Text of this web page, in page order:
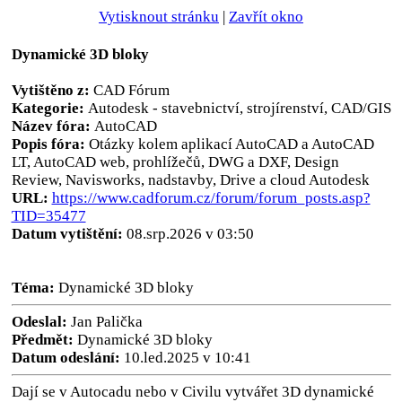
Vytisknout stránku | Zavřít okno
Dynamické 3D bloky
Vytištěno z: CAD Fórum
Kategorie: Autodesk - stavebnictví, strojírenství, CAD/GIS
Název fóra: AutoCAD
Popis fóra: Otázky kolem aplikací AutoCAD a AutoCAD
LT, AutoCAD web, prohlížečů, DWG a DXF, Design
Review, Navisworks, nadstavby, Drive a cloud Autodesk
URL: https://www.cadforum.cz/forum/forum_posts.asp?
TID=35477
Datum vytištění: 08.srp.2026 v 03:50
Téma: Dynamické 3D bloky
Odeslal: Jan Palička
Předmět: Dynamické 3D bloky
Datum odeslání: 10.led.2025 v 10:41
Dají se v Autocadu nebo v Civilu vytvářet 3D dynamické